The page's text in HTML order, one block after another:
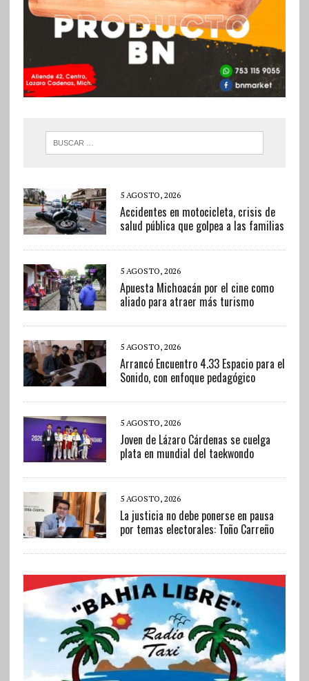
5 AGOSTO, 2026
Accidentes en motocicleta, crisis de
salud pública que golpea a las familias
5 AGOSTO, 2026
Apuesta Michoacán por el cine como
aliado para atraer más turismo
5 AGOSTO, 2026
Arrancó Encuentro 4.33 Espacio para el
Sonido, con enfoque pedagógico
5 AGOSTO, 2026
Joven de Lázaro Cárdenas se cuelga
plata en mundial del taekwondo
5 AGOSTO, 2026
La justicia no debe ponerse en pausa
por temas electorales: Toño Carreño